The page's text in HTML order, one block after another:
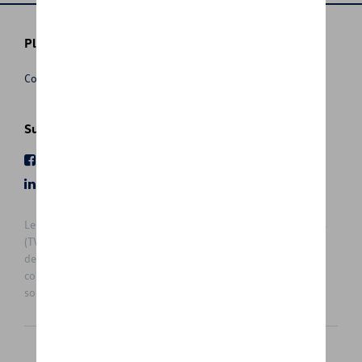
Plus d'informations
Conditions de vente
Suivez nous
Les prix affichés sur le présent site sont des prix recommandés
(TVAc), hors éventuels frais de montage. Pour connaitre le prix
de vente actuel et les éventuels frais de montage, veuillez
contacter votre concessionnaire/agent. Les prix recommandés
sont sujets à des changements sans préavis.